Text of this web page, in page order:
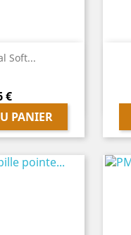
Soft...
€
PANIER
rapide